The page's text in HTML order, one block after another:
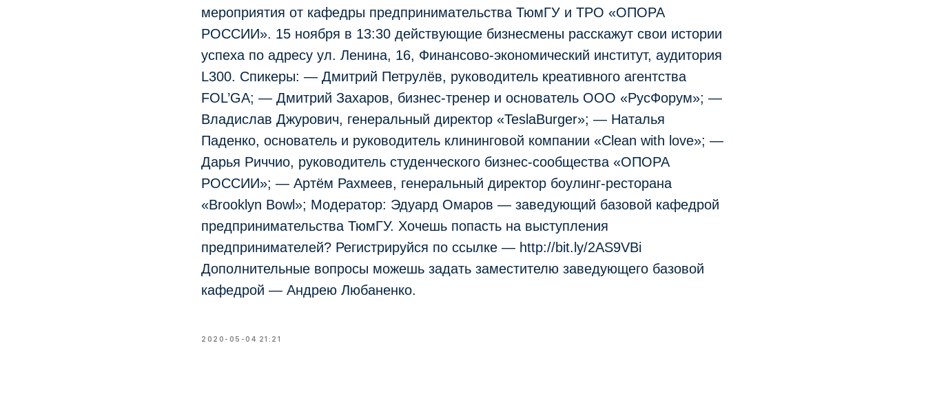
мероприятия от кафедры предпринимательства ТюмГУ и ТРО «ОПОРА
РОССИИ». 15 ноября в 13:30 действующие бизнесмены расскажут свои истории
успеха по адресу ул. Ленина, 16, Финансово-экономический институт, аудитория
L300. Спикеры: — Дмитрий Петрулёв, руководитель креативного агентства
FOL’GA; — Дмитрий Захаров, бизнес-тренер и основатель ООО «РусФорум»; —
Владислав Джурович, генеральный директор «TeslaBurger»; — Наталья
Паденко, основатель и руководитель клининговой компании «Clean with love»; —
Дарья Риччио, руководитель студенческого бизнес-сообщества «ОПОРА
РОССИИ»; — Артём Рахмеев, генеральный директор боулинг-ресторана
«Brooklyn Bowl»; Модератор: Эдуард Омаров — заведующий базовой кафедрой
предпринимательства ТюмГУ. Хочешь попасть на выступления
предпринимателей? Регистрируйся по ссылке — http://bit.ly/2AS9VBi
Дополнительные вопросы можешь задать заместителю заведующего базовой
кафедрой — Андрею Любаненко.
2020-05-04 21:21